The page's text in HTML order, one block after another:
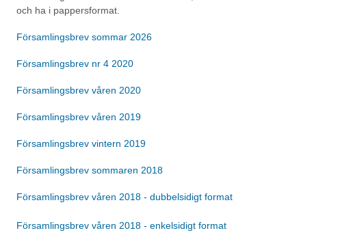
och ha i pappersformat.
Församlingsbrev sommar 2026
Församlingsbrev nr 4 2020
Församlingsbrev våren 2020
Församlingsbrev våren 2019
Församlingsbrev vintern 2019
Församlingsbrev sommaren 2018
Församlingsbrev våren 2018 - dubbelsidigt format
Församlingsbrev våren 2018 - enkelsidigt format